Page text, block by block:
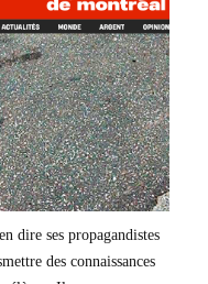
dire ses propagandistes
des connaissances